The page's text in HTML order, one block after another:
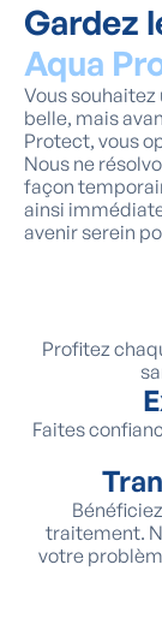
Gardez
Aqua
Vous
belle, mais
Protect, vous
Nous ne
façon
ainsi
avenir serein
Profitez
Faites
traitement.
votre